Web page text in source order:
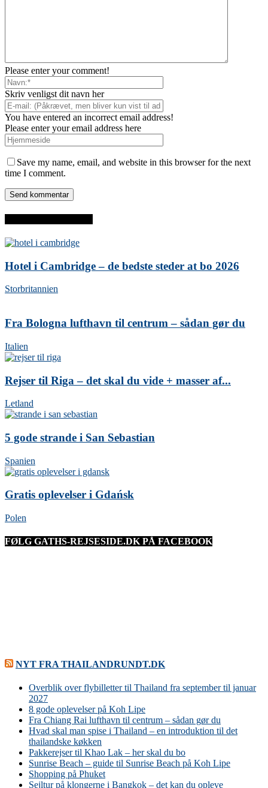
Please enter your comment!
Skriv venligst dit navn her
You have entered an incorrect email address!
Please enter your email address here
Save my name, email, and website in this browser for the next
time I comment.
Hotel i Cambridge – de bedste steder at bo 2026
Storbritannien
Fra Bologna lufthavn til centrum – sådan gør du
Italien
Rejser til Riga – det skal du vide + masser af...
Letland
5 gode strande i San Sebastian
Spanien
Gratis oplevelser i Gdańsk
Polen
FØLG GATHS-REJSESIDE.DK PÅ FACEBOOK
NYT FRA THAILANDRUNDT.DK
Overblik over flybilletter til Thailand fra september til januar
2027
8 gode oplevelser på Koh Lipe
Fra Chiang Rai lufthavn til centrum – sådan gør du
Hvad skal man spise i Thailand – en introduktion til det
thailandske køkken
Pakkerejser til Khao Lak – her skal du bo
Sunrise Beach – guide til Sunrise Beach på Koh Lipe
Shopping på Phuket
Sejltur på klongerne i Bangkok – det kan du opleve